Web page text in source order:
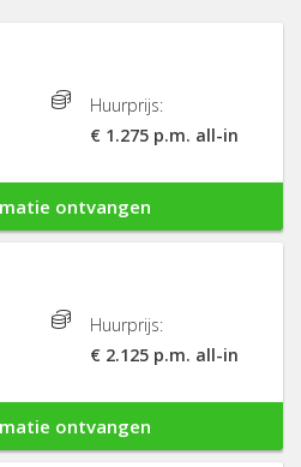
Huurprijs:
€ 1.275 p.m. all-in
ontvangen
Huurprijs:
€ 2.125 p.m. all-in
ontvangen